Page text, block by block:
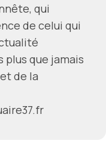
qui
de celui qui
plus que jamais
de la